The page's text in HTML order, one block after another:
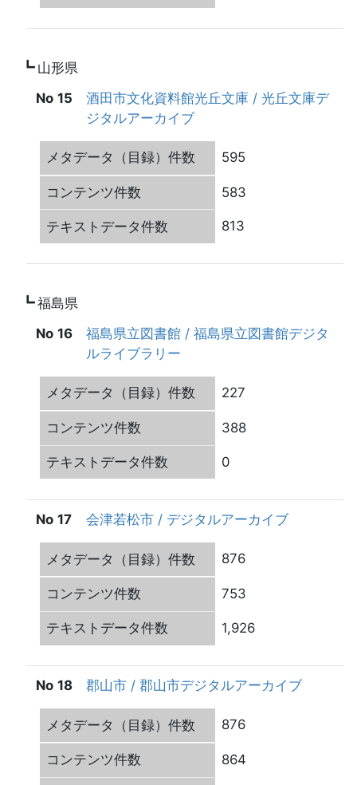
山形県
酒田市文化資料館光丘文庫 / 光丘文庫デ
ジタルアーカイブ
15
595
583
813
福島県
福島県立図書館 / 福島県立図書館デジタ
ルライブラリー
16
227
388
0
会津若松市 / デジタルアーカイブ
17
876
753
1,926
郡山市 / 郡山市デジタルアーカイブ
18
876
864